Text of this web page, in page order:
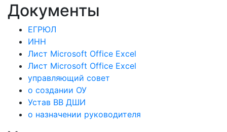
Документы
ЕГРЮЛ
ИНН
Лист Microsoft Office Excel
Лист Microsoft Office Excel
управляющий совет
о создании ОУ
Устав ВВ ДШИ
о назначении руководителя